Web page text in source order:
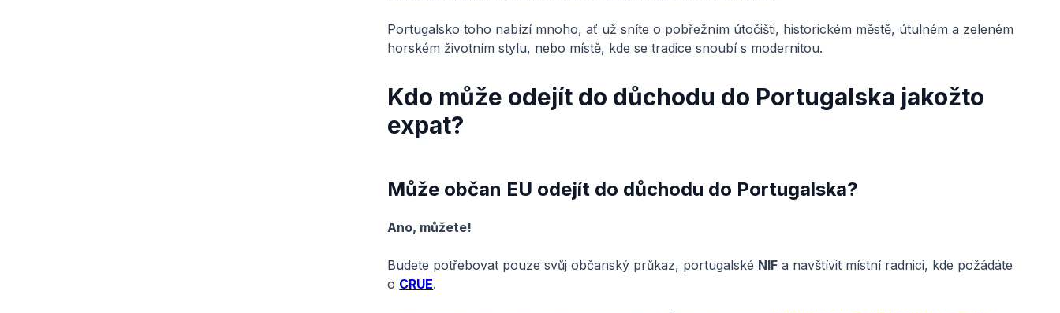
Portugalsko toho nabízí mnoho, ať už sníte o pobřežním útočišti, historickém městě, útulném a zeleném
horském životním stylu, nebo místě, kde se tradice snoubí s modernitou.
Kdo může odejít do důchodu do Portugalska jakožto
expat?
Může občan EU odejít do důchodu do Portugalska?
Ano, můžete!
Budete potřebovat pouze svůj občanský průkaz, portugalské NIF a navštívit místní radnici, kde požádáte
o CRUE.